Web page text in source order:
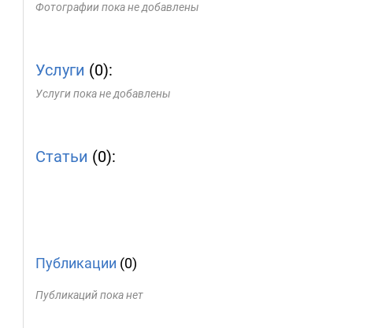
Фотографии пока не добавлены
Услуги (0):
Услуги пока не добавлены
Статьи (0):
Публикации (0)
Публикаций пока нет